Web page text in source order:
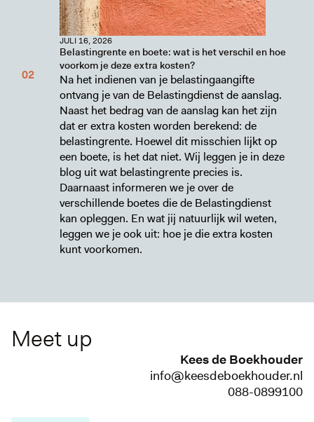
JULI 16, 2026
Belastingrente en boete: wat is het verschil en hoe
voorkom je deze extra kosten?
Na het indienen van je belastingaangifte
ontvang je van de Belastingdienst de aanslag.
Naast het bedrag van de aanslag kan het zijn
dat er extra kosten worden berekend: de
belastingrente. Hoewel dit misschien lijkt op
een boete, is het dat niet. Wij leggen je in deze
blog uit wat belastingrente precies is.
Daarnaast informeren we je over de
verschillende boetes die de Belastingdienst
kan opleggen. En wat jij natuurlijk wil weten,
leggen we je ook uit: hoe je die extra kosten
kunt voorkomen.
Meet up
Kees de Boekhouder
info@keesdeboekhouder.nl
088-0899100